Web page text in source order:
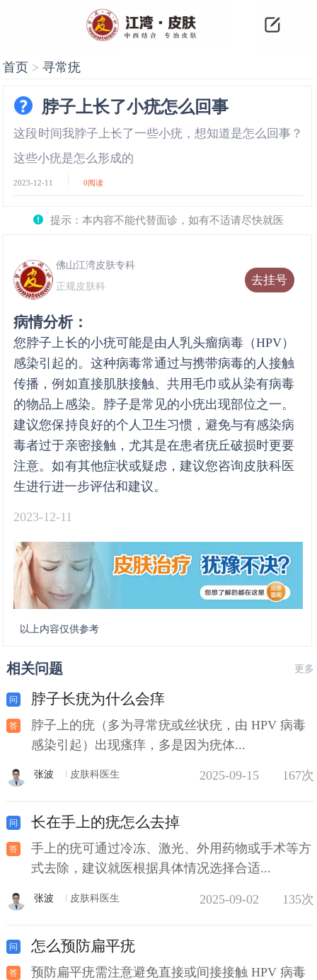
首页 >寻常疣
脖子上长了小疣怎么回事
这段时间我脖子上长了一些小疣，想知道是怎么回事？
这些小疣是怎么形成的
2023-12-11 0阅读
提示：本内容不能代替面诊，如有不适请尽快就医
去挂号
佛山江湾皮肤专科
正规皮肤科
病情分析：
您脖子上长的小疣可能是由人乳头瘤病毒（HPV）
感染引起的。这种病毒常通过与携带病毒的人接触
传播，例如直接肌肤接触、共用毛巾或从染有病毒
的物品上感染。脖子是常见的小疣出现部位之一。
建议您保持良好的个人卫生习惯，避免与有感染病
毒者过于亲密接触，尤其是在患者疣丘破损时更要
注意。如有其他症状或疑虑，建议您咨询皮肤科医
生进行进一步评估和建议。
2023-12-11
以上内容仅供参考
相关问题 更多
脖子长疣为什么会痒
脖子上的疣（多为寻常疣或丝状疣，由 HPV 病毒
感染引起）出现瘙痒，多是因为疣体...
张波 皮肤科医生 2025-09-15 167次
长在手上的疣怎么去掉
手上的疣可通过冷冻、激光、外用药物或手术等方
式去除，建议就医根据具体情况选择合适...
张波 皮肤科医生 2025-09-02 135次
怎么预防扁平疣
预防扁平疣需注意避免直接或间接接触 HPV 病毒